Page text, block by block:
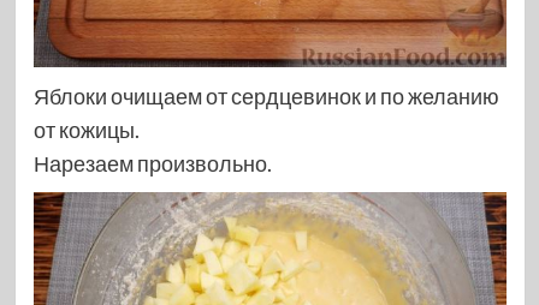
Яблоки очищаем от сердцевинок и по желанию
от кожицы.
Нарезаем произвольно.